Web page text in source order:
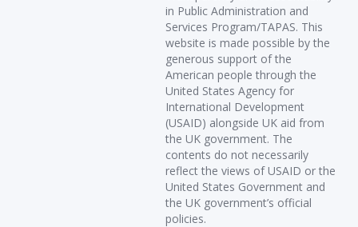
in Public Administration and
Services Program/TAPAS. This
website is made possible by the
generous support of the
American people through the
United States Agency for
International Development
(USAID) alongside UK aid from
the UK government. The
contents do not necessarily
reflect the views of USAID or the
United States Government and
the UK government’s official
policies.